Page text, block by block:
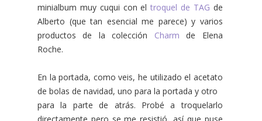
minialbum muy cuqui con eltroquel de TAG de
Alberto (que tan esencial me parece) y varios
productos de la colección Charm de Elena
Roche.
En la portada, como veis, he utilizado el acetato
de bolas de navidad, uno para la portada y otro
para la parte de atrás. Probé a troquelarlo